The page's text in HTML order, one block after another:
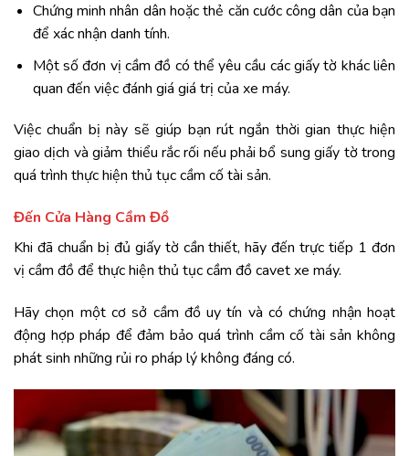
Chứng minh nhân dân hoặc thẻ căn cước công dân của bạn
để xác nhận danh tính.
Một số đơn vị cầm đồ có thể yêu cầu các giấy tờ khác liên
quan đến việc đánh giá giá trị của xe máy.
Việc chuẩn bị này sẽ giúp bạn rút ngắn thời gian thực hiện
giao dịch và giảm thiểu rắc rối nếu phải bổ sung giấy tờ trong
quá trình thực hiện thủ tục cầm cố tài sản.
Đến Cửa Hàng Cầm Đồ
Khi đã chuẩn bị đủ giấy tờ cần thiết, hãy đến trực tiếp 1 đơn
vị cầm đồ để thực hiện thủ tục cầm đồ cavet xe máy.
Hãy chọn một cơ sở cầm đồ uy tín và có chứng nhận hoạt
động hợp pháp để đảm bảo quá trình cầm cố tài sản không
phát sinh những rủi ro pháp lý không đáng có.